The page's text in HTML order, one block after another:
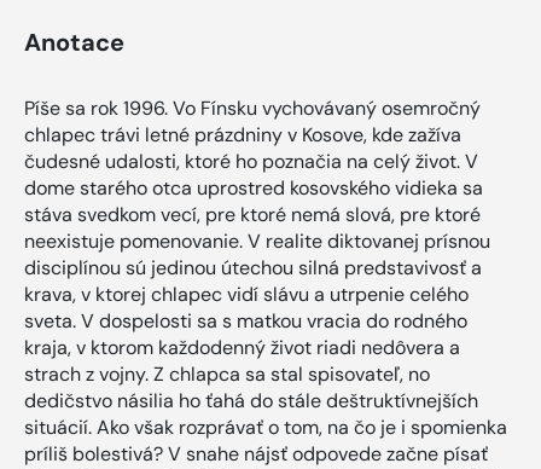
Anotace
Píše sa rok 1996. Vo Fínsku vychovávaný osemročný
chlapec trávi letné prázdniny v Kosove, kde zažíva
čudesné udalosti, ktoré ho poznačia na celý život. V
dome starého otca uprostred kosovského vidieka sa
stáva svedkom vecí, pre ktoré nemá slová, pre ktoré
neexistuje pomenovanie. V realite diktovanej prísnou
disciplínou sú jedinou útechou silná predstavivosť a
krava, v ktorej chlapec vidí slávu a utrpenie celého
sveta. V dospelosti sa s matkou vracia do rodného
kraja, v ktorom každodenný život riadi nedôvera a
strach z vojny. Z chlapca sa stal spisovateľ, no
dedičstvo násilia ho ťahá do stále deštruktívnejších
situácií. Ako však rozprávať o tom, na čo je i spomienka
príliš bolestivá? V snahe nájsť odpovede začne písať